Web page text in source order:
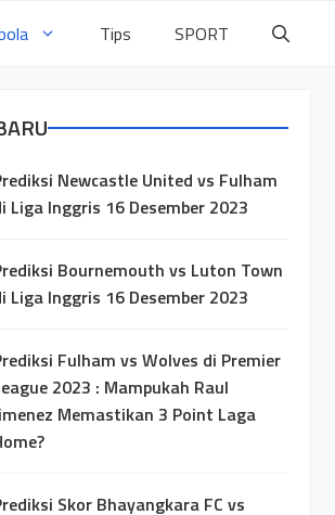
Tips SPORT
Newcastle United vs Fulham
Liga Inggris 16 Desember 2023
Bournemouth vs Luton Town
Liga Inggris 16 Desember 2023
Fulham vs Wolves di Premier
2023 : Mampukah Raul
Memastikan 3 Point Laga
Skor Bhayangkara FC vs